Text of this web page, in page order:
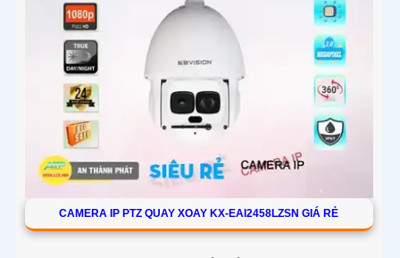
CAMERA IP PTZ QUAY XOAY KX-EAI2458LZSN GIÁ RẺ